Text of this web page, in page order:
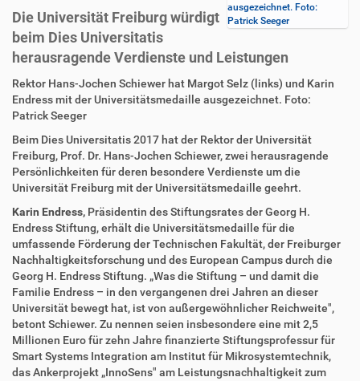
ausgezeichnet. Foto:
Patrick Seeger
Die Universität Freiburg würdigt
beim Dies Universitatis
herausragende Verdienste und Leistungen
D
i
r
k
t
z
u
g
r
i
f
f
A
r
t
k
e
l
a
k
t
i
o
n
e
n
Rektor Hans-Jochen Schiewer hat Margot Selz (links) und Karin
Endress mit der Universitätsmedaille ausgezeichnet. Foto:
Patrick Seeger
Beim Dies Universitatis 2017 hat der Rektor der Universität
Freiburg, Prof. Dr. Hans-Jochen Schiewer, zwei herausragende
Persönlichkeiten für deren besondere Verdienste um die
Universität Freiburg mit der Universitätsmedaille geehrt.
Karin Endress, Präsidentin des Stiftungsrates der Georg H.
Endress Stiftung, erhält die Universitätsmedaille für die
umfassende Förderung der Technischen Fakultät, der Freiburger
Nachhaltigkeitsforschung und des European Campus durch die
Georg H. Endress Stiftung. „Was die Stiftung – und damit die
Familie Endress – in den vergangenen drei Jahren an dieser
Universität bewegt hat, ist von außergewöhnlicher Reichweite",
betont Schiewer. Zu nennen seien insbesondere eine mit 2,5
Millionen Euro für zehn Jahre finanzierte Stiftungsprofessur für
Smart Systems Integration am Institut für Mikrosystemtechnik,
das Ankerprojekt „InnoSens" am Leistungsnachhaltigkeit zum